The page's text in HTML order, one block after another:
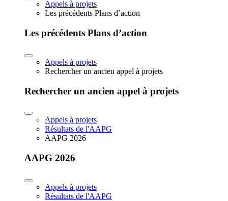
Appels à projets
Les précédents Plans d’action
Les précédents Plans d’action
Appels à projets
Rechercher un ancien appel à projets
Rechercher un ancien appel à projets
Appels à projets
Résultats de l'AAPG
AAPG 2026
AAPG 2026
Appels à projets
Résultats de l'AAPG